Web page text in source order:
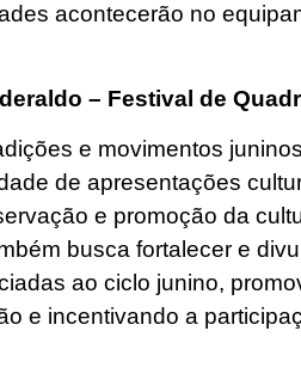
acontecerão no
– Festival de
e movimentos
de apresentações
e promoção da
busca fortalecer e
ao ciclo junino,
e incentivando a